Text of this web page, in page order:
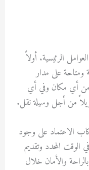
الرئيسية. أولاً
على مدار
أي مكان وفي أي
من أجل وسيلة نقل.
الاعتماد على وجود
الوقت المحدد وتقديم
والأمان خلال